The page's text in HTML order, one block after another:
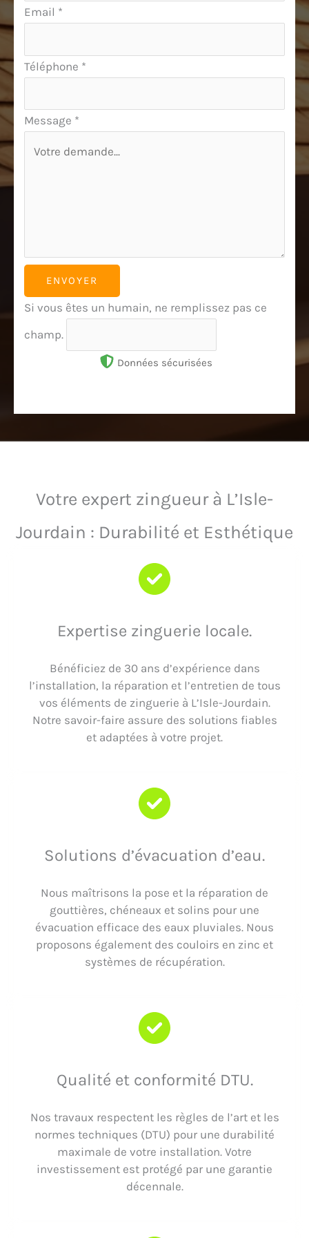
Email *
Téléphone *
Message *
ENVOYER
Si vous êtes un humain, ne remplissez pas ce
champ.
Données sécurisées
Votre expert zingueur à L’Isle-
Jourdain : Durabilité et Esthétique
Expertise zinguerie locale.
Bénéficiez de 30 ans d’expérience dans
l’installation, la réparation et l’entretien de tous
vos éléments de zinguerie à L’Isle-Jourdain.
Notre savoir-faire assure des solutions fiables
et adaptées à votre projet.
Solutions d’évacuation d’eau.
Nous maîtrisons la pose et la réparation de
gouttières, chéneaux et solins pour une
évacuation efficace des eaux pluviales. Nous
proposons également des couloirs en zinc et
systèmes de récupération.
Qualité et conformité DTU.
Nos travaux respectent les règles de l’art et les
normes techniques (DTU) pour une durabilité
maximale de votre installation. Votre
investissement est protégé par une garantie
décennale.